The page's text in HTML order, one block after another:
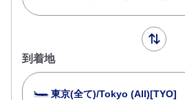
到着地
東京(全て)/Tokyo (All)[TYO]